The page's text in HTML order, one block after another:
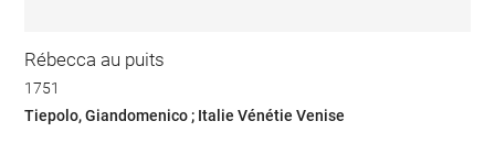
Rébecca au puits
1751
Tiepolo, Giandomenico ; Italie Vénétie Venise